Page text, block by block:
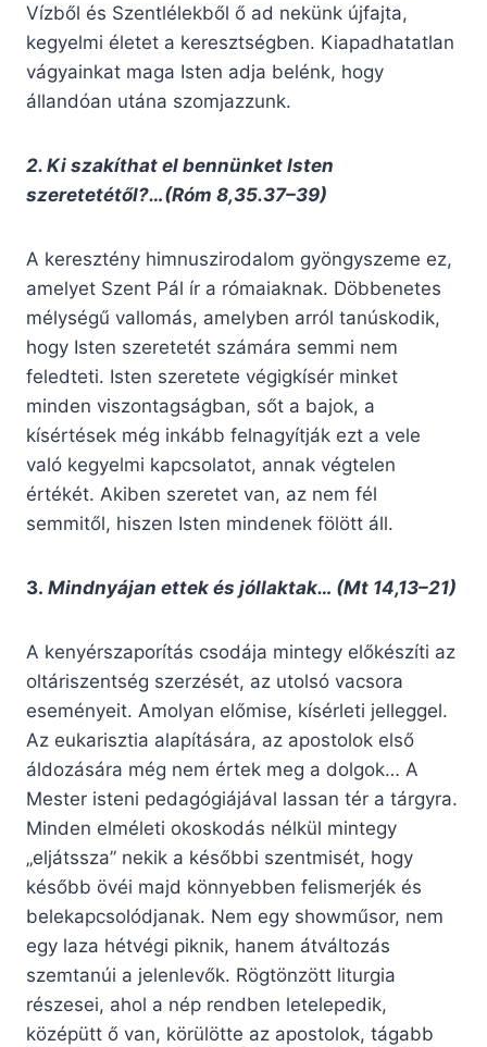
Vízből és Szentlélekből ő ad nekünk újfajta,
kegyelmi életet a keresztségben. Kiapadhatatlan
vágyainkat maga Isten adja belénk, hogy
állandóan utána szomjazzunk.
2. Ki szakíthat el bennünket Isten
szeretetétől?…(Róm 8,35.37–39)
A keresztény himnuszirodalom gyöngyszeme ez,
amelyet Szent Pál ír a rómaiaknak. Döbbenetes
mélységű vallomás, amelyben arról tanúskodik,
hogy Isten szeretetét számára semmi nem
feledteti. Isten szeretete végigkísér minket
minden viszontagságban, sőt a bajok, a
kísértések még inkább felnagyítják ezt a vele
való kegyelmi kapcsolatot, annak végtelen
értékét. Akiben szeretet van, az nem fél
semmitől, hiszen Isten mindenek fölött áll.
3. Mindnyájan ettek és jóllaktak… (Mt 14,13–21)
A kenyérszaporítás csodája mintegy előkészíti az
oltáriszentség szerzését, az utolsó vacsora
eseményeit. Amolyan előmise, kísérleti jelleggel.
Az eukarisztia alapítására, az apostolok első
áldozására még nem értek meg a dolgok… A
Mester isteni pedagógiájával lassan tér a tárgyra.
Minden elméleti okoskodás nélkül mintegy
„eljátssza” nekik a későbbi szentmisét, hogy
később övéi majd könnyebben felismerjék és
belekapcsolódjanak. Nem egy showműsor, nem
egy laza hétvégi piknik, hanem átváltozás
szemtanúi a jelenlevők. Rögtönzött liturgia
részesei, ahol a nép rendben letelepedik,
középütt ő van, körülötte az apostolok, tágabb